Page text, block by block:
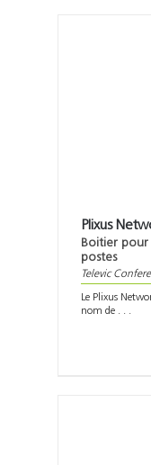
Plixus
Boitier
postes
Televic
Le Plixus
nom de . . .